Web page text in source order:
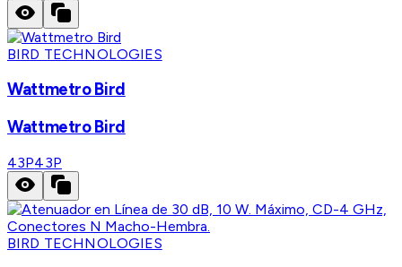
BIRD TECHNOLOGIES
Wattmetro Bird
Wattmetro Bird
43P43P
BIRD TECHNOLOGIES